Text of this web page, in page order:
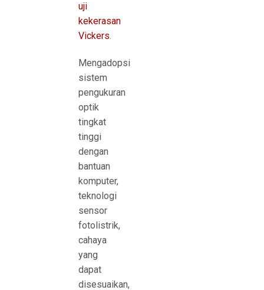
uji
kekerasan
Vickers.
Mengadopsi
sistem
pengukuran
optik
tingkat
tinggi
dengan
bantuan
komputer,
teknologi
sensor
fotolistrik,
cahaya
yang
dapat
disesuaikan,